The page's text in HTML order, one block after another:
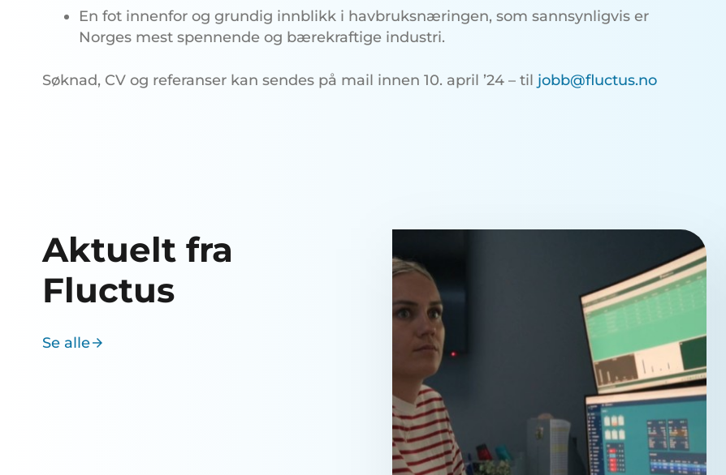
En fot innenfor og grundig innblikk i havbruksnæringen, som sannsynligvis er
Norges mest spennende og bærekraftige industri.
Søknad, CV og referanser kan sendes på mail innen 10. april ’24 – til jobb@fluctus.no
Aktuelt fra
Fluctus
arrow_forward
Se alle